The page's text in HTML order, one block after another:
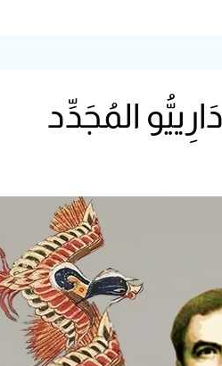
المُجَدِّد